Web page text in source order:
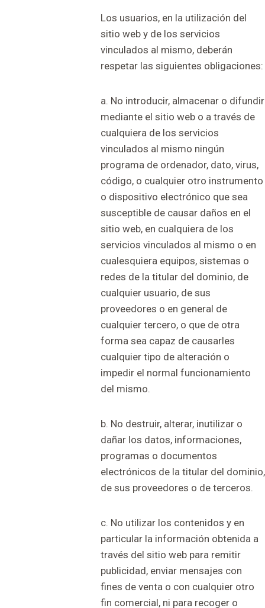
Los usuarios, en la utilización del
sitio web y de los servicios
vinculados al mismo, deberán
respetar las siguientes obligaciones:
a. No introducir, almacenar o difundir
mediante el sitio web o a través de
cualquiera de los servicios
vinculados al mismo ningún
programa de ordenador, dato, virus,
código, o cualquier otro instrumento
o dispositivo electrónico que sea
susceptible de causar daños en el
sitio web, en cualquiera de los
servicios vinculados al mismo o en
cualesquiera equipos, sistemas o
redes de la titular del dominio, de
cualquier usuario, de sus
proveedores o en general de
cualquier tercero, o que de otra
forma sea capaz de causarles
cualquier tipo de alteración o
impedir el normal funcionamiento
del mismo.
b. No destruir, alterar, inutilizar o
dañar los datos, informaciones,
programas o documentos
electrónicos de la titular del dominio,
de sus proveedores o de terceros.
c. No utilizar los contenidos y en
particular la información obtenida a
través del sitio web para remitir
publicidad, enviar mensajes con
fines de venta o con cualquier otro
fin comercial, ni para recoger o